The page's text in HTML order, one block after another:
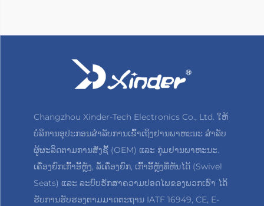
Changzhou Xinder-Tech Electronics Co., Ltd. ໃຫ້
ບໍລິການອຸປະກອນສຳລັບການເຂົ້າເຖິງຢານພາຫະນະ ສຳລັບ
ຜູ້ຜະລິດຕາມການສັ່ງຊື້ (OEM) ແລະ ກຸ່ມຢານພາຫະນະ.
ເຄື່ອງຍົກເກົ້າອີ້ຫຼັງ, ລໍ້ເຄື່ອງຍົກ, ເກົ້າອີ້ຫຼັງທີ່ຫັນໄດ້ (Swivel
Seats) ແລະ ລະບົບຮັກສາຄວາມປອດໄພຂອງພວກເຮົາ ໄດ້
ຮັບການຮັບຮອງຕາມມາດຕະຖານ IATF 16949, CE, E-